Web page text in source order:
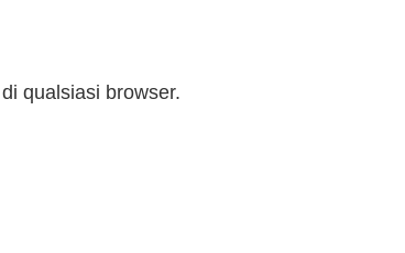
qualsiasi browser.